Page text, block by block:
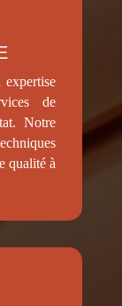
expertise
de
Notre
qualité à